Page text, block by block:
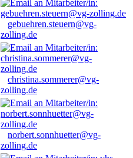
gebuehren.steuern@vg-
zolling.de
christina.sommerer@vg-
zolling.de
norbert.sonnhuetter@vg-
zolling.de